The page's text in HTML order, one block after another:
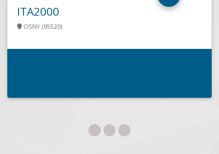
SAINT PIERRE ET MIQUELON (97500)